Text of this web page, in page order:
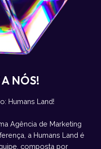
NÓS!
Humans Land!
Agência de Marketing
a Humans Land é
composta por